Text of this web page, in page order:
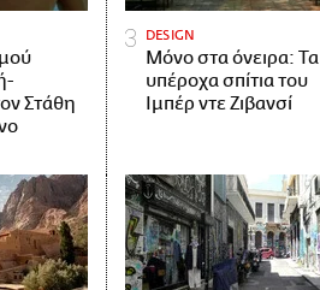
Στάθη
DESIGN
Μόνο στα όνειρα: Τα
υπέροχα σπίτια του
Ιμπέρ ντε Ζιβανσί